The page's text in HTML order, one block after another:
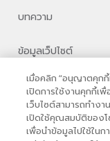
บทความ
ข้อมูลเว็ปไซต์
ความเป็นส่วนตัว
© 2569
เมื่อคลิก “อนุญาตคุก
เปิดการใช้งานคุกกี้เ
เว็บไซต์สามารถทำง
เปิดใช้คุณสมบัติของโซ
เพื่อนำข้อมูลไปใช้ใน